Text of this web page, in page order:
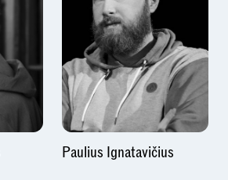
Paulius Ignatavičius